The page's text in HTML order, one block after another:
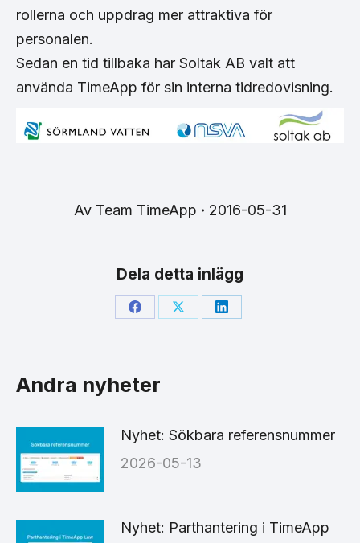
rollerna och uppdrag mer attraktiva för
personalen.
Sedan en tid tillbaka har Soltak AB valt att
använda TimeApp för sin interna tidredovisning.
Av Team TimeApp 2016-05-31
Dela detta inlägg
Share Share Share
Andra nyheter
Nyhet: Sökbara referensnummer
2026-05-13
Nyhet: Parthantering i TimeApp